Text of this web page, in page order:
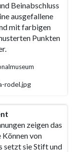
Beinabschluss
ausgefallene
mit farbigen
Punkten
rodel.jpg
zeigen das
Können von
setzt sie Stift und